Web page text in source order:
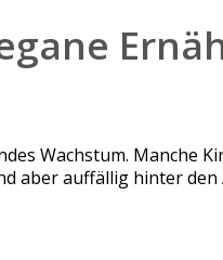
Wachstum. Manche
aber auffällig hinter